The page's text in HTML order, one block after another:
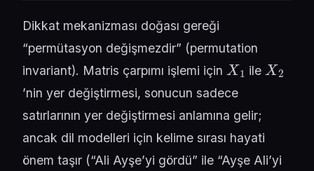
Dikkat mekanizması doğası gereği
“permütasyon değişmezdir” (permutation
invariant). Matris çarpımı işlemi için
X1
ile
X2
’nin yer değiştirmesi, sonucun sadece
satırlarının yer değiştirmesi anlamına gelir;
ancak dil modelleri için kelime sırası hayati
önem taşır (“Ali Ayşe’yi gördü” ile “Ayşe Ali’yi